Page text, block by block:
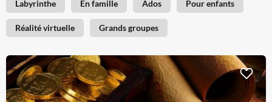
Labyrinthe En famille Ados Pour enfants
Réalité virtuelle Grands groupes